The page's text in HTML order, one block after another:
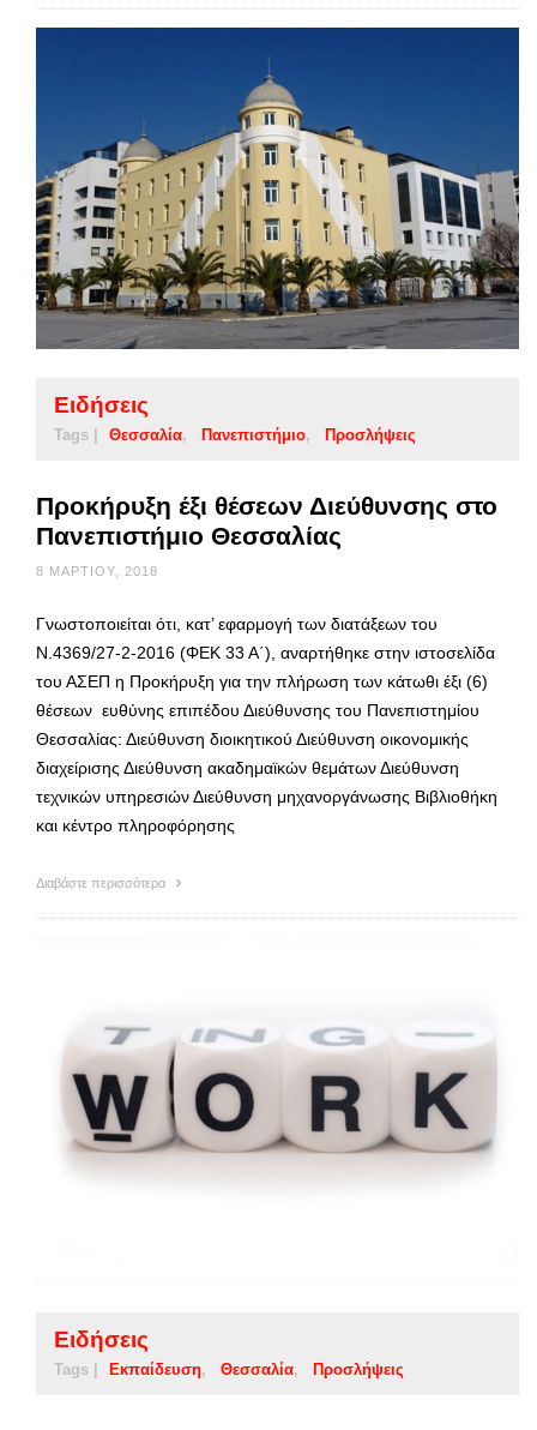
Ειδήσεις
Tags | Θεσσαλία Πανεπιστήμιο Προσλήψεις
Προκήρυξη έξι θέσεων Διεύθυνσης στο
Πανεπιστήμιο Θεσσαλίας
8 ΜΑΡΤΊΟΥ, 2018
Γνωστοποιείται ότι, κατ’ εφαρμογή των διατάξεων του
Ν.4369/27-2-2016 (ΦΕΚ 33 Α΄), αναρτήθηκε στην ιστοσελίδα
του ΑΣΕΠ η Προκήρυξη για την πλήρωση των κάτωθι έξι (6)
θέσεων ευθύνης επιπέδου Διεύθυνσης του Πανεπιστημίου
Θεσσαλίας: Διεύθυνση διοικητικού Διεύθυνση οικονομικής
διαχείρισης Διεύθυνση ακαδημαϊκών θεμάτων Διεύθυνση
τεχνικών υπηρεσιών Διεύθυνση μηχανοργάνωσης Βιβλιοθήκη
και κέντρο πληροφόρησης
Διαβάστε περισσότερα
Ειδήσεις
Tags | Εκπαίδευση Θεσσαλία Προσλήψεις